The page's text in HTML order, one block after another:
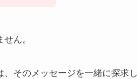
ん。
そのメッセージを一緒に探求